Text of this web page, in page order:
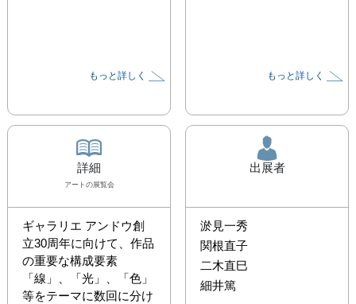
もっと詳しく もっと詳しく
詳細
アート の展覧会
ギャラリエ アンドウ創
立30周年に向けて、作品
の重要な構成要素
「線」、「光」、「色」
等をテーマに数回に分け
出展者
淤見一秀
関根直子
二木直巳
細井篤